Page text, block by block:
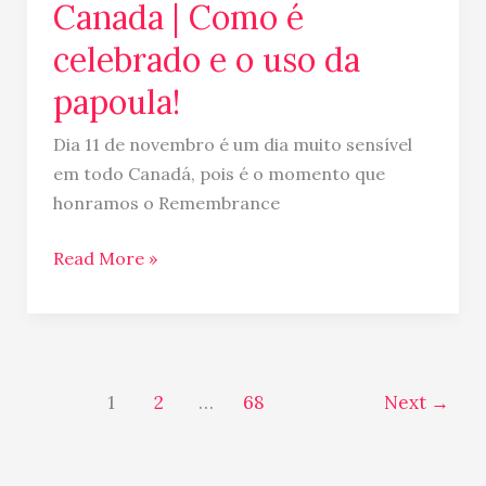
Canada | Como é
celebrado e o uso da
papoula!
Dia 11 de novembro é um dia muito sensível
em todo Canadá, pois é o momento que
honramos o Remembrance
Read More »
1 2 … 68 Next →